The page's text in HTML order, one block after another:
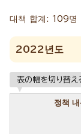
대책 합계: 109명
2022년도
表の幅を切り替え
정책 내